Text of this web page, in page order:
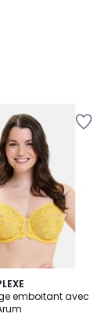
emboitant avec